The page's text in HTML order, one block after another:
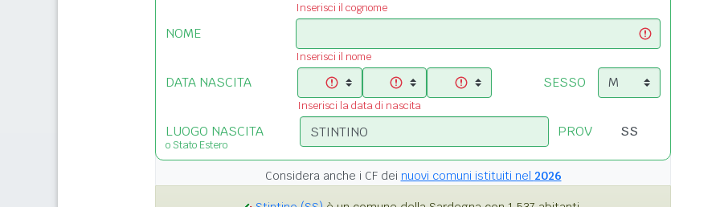
Inserisci il cognome
NOME
Inserisci il nome
DATA NASCITA
Inserisci la data di nascita
SESSO
LUOGO NASCITA
o Stato Estero
PROV
Considera anche i CF dei nuovi comuni istituiti nel 2026